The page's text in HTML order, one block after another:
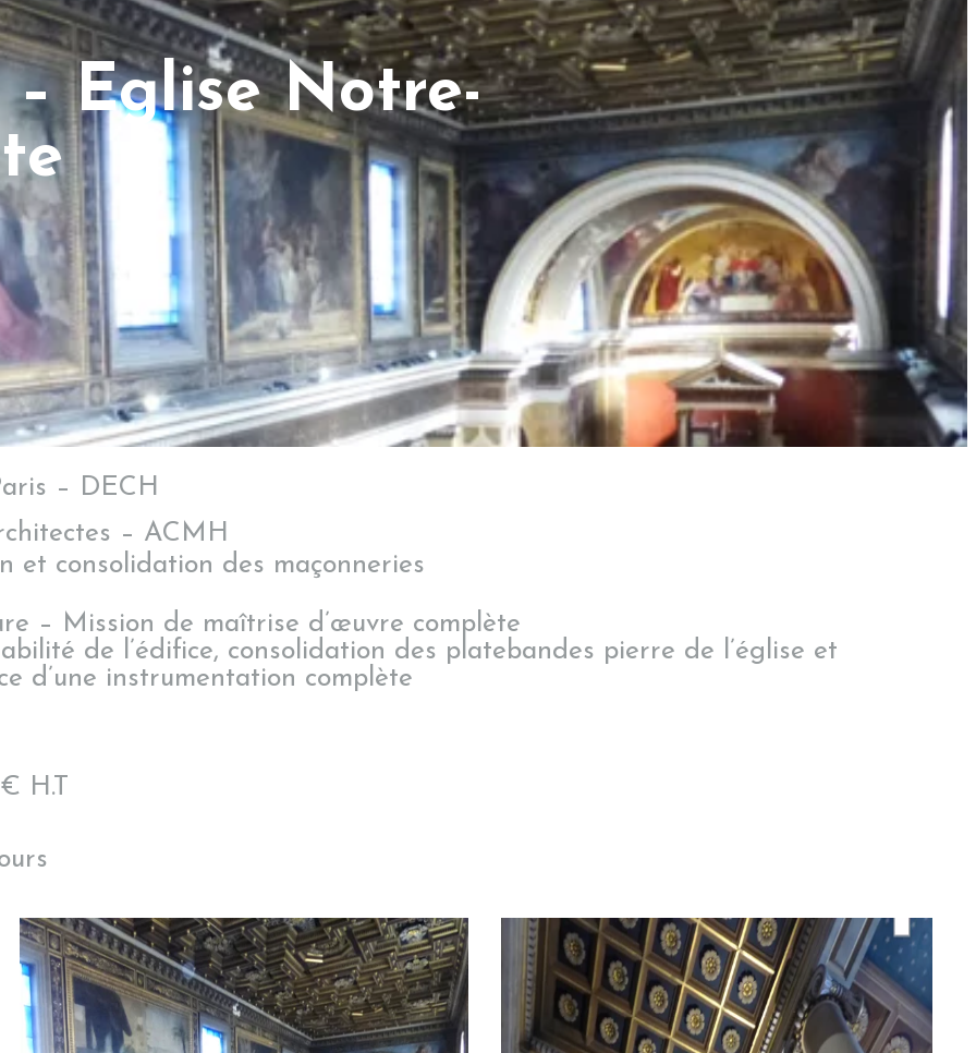
– Eglise Notre-
– DECH
– ACMH
et consolidation des maçonneries
– Mission de maîtrise d’œuvre complète
de l’édifice, consolidation des platebandes pierre de l’église et
d’une instrumentation complète
H.T